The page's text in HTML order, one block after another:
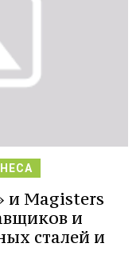
и Magisters
и
сталей и